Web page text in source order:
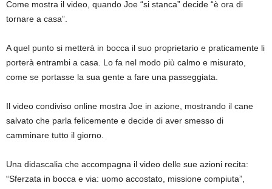
Come mostra il video, quando Joe “si stanca” decide “è ora di
tornare a casa”.
A quel punto si metterà in bocca il suo proprietario e praticamente li
porterà entrambi a casa. Lo fa nel modo più calmo e misurato,
come se portasse la sua gente a fare una passeggiata.
Il video condiviso online mostra Joe in azione, mostrando il cane
salvato che parla felicemente e decide di aver smesso di
camminare tutto il giorno.
Una didascalia che accompagna il video delle sue azioni recita:
“Sferzata in bocca e via: uomo accostato, missione compiuta”,